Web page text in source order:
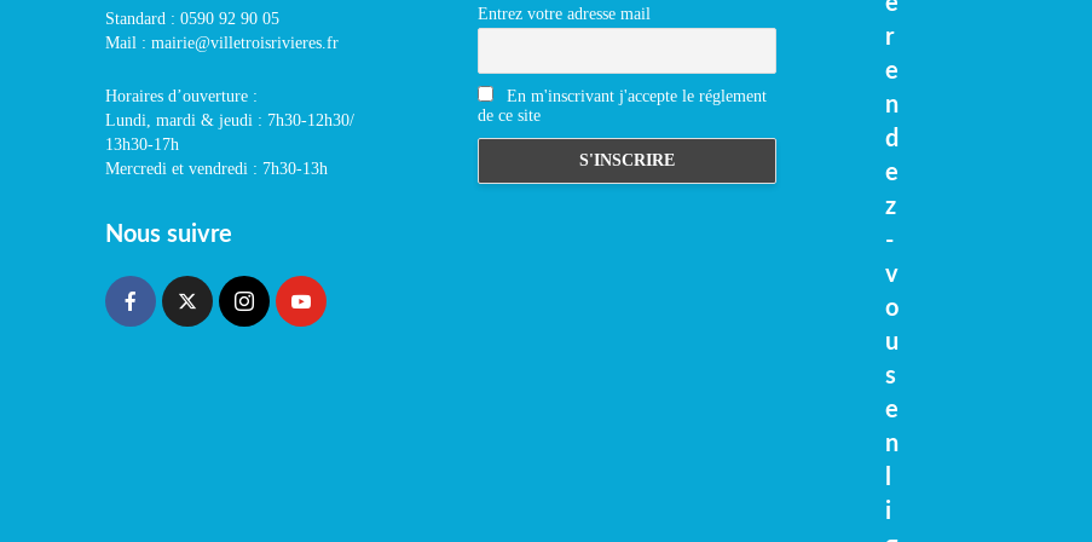
Standard : 0590 92 90 05
Mail : mairie@villetroisrivieres.fr
Horaires d’ouverture :
Lundi, mardi & jeudi : 7h30-12h30/
13h30-17h
Mercredi et vendredi : 7h30-13h
Nous suivre
Entrez votre adresse mail
En m'inscrivant j'accepte le réglement
de ce site
r
e
n
d
e
z
-
v
o
u
s
e
n
i